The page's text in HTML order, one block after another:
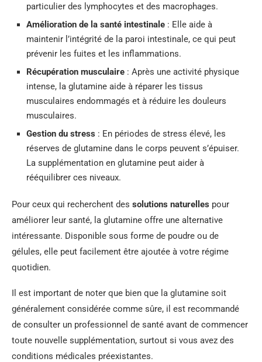
particulier des lymphocytes et des macrophages.
Amélioration de la santé intestinale : Elle aide à
maintenir l’intégrité de la paroi intestinale, ce qui peut
prévenir les fuites et les inflammations.
Récupération musculaire : Après une activité physique
intense, la glutamine aide à réparer les tissus
musculaires endommagés et à réduire les douleurs
musculaires.
Gestion du stress : En périodes de stress élevé, les
réserves de glutamine dans le corps peuvent s’épuiser.
La supplémentation en glutamine peut aider à
rééquilibrer ces niveaux.
Pour ceux qui recherchent des solutions naturelles pour
améliorer leur santé, la glutamine offre une alternative
intéressante. Disponible sous forme de poudre ou de
gélules, elle peut facilement être ajoutée à votre régime
quotidien.
Il est important de noter que bien que la glutamine soit
généralement considérée comme sûre, il est recommandé
de consulter un professionnel de santé avant de commencer
toute nouvelle supplémentation, surtout si vous avez des
conditions médicales préexistantes.